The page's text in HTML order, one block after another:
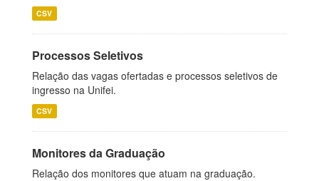
CSV
Processos Seletivos
Relação das vagas ofertadas e processos seletivos de
ingresso na Unifei.
CSV
Monitores da Graduação
Relação dos monitores que atuam na graduação.